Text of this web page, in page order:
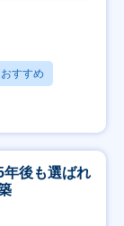
すすめ
年後も選ばれ